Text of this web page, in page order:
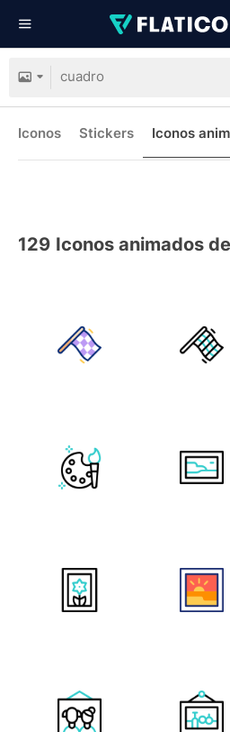
Iconos Stickers Iconos
129 Iconos animados de